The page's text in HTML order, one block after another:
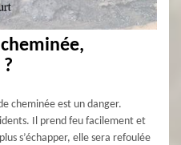
cheminée est un danger.
Il prend feu facilement et
s’échapper, elle sera refoulée